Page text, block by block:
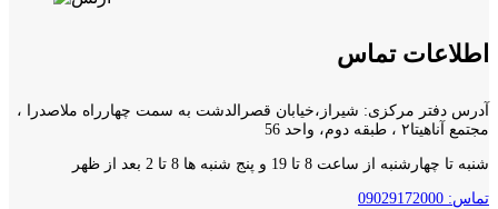
اطلاعات تماس
آدرس دفتر مرکزی: شیراز،خیابان قصرالدشت به سمت چهارراه ملاصدرا ،
مجتمع آناهیتا۲ ، طبقه دوم، واحد 56
شنبه تا چهارشنبه از ساعت 8 تا 19 و پنج شنبه ها 8 تا 2 بعد از ظهر
تماس: 09029172000